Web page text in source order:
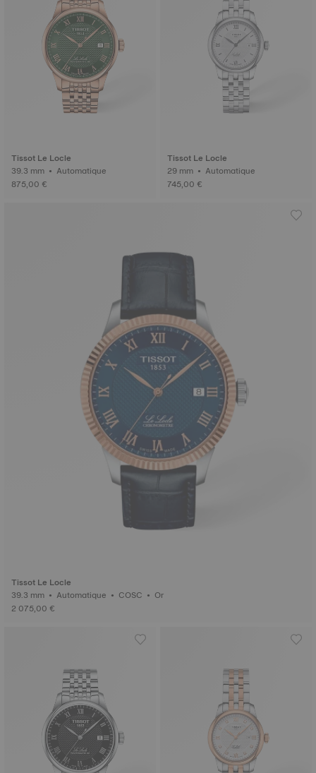
Tissot Le Locle
39.3 mm • Automatique
875,00 €
Tissot Le Locle
29 mm • Automatique
745,00 €
Tissot Le Locle
39.3 mm • Automatique • COSC • Or
2 075,00 €